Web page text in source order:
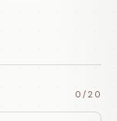
0 /20